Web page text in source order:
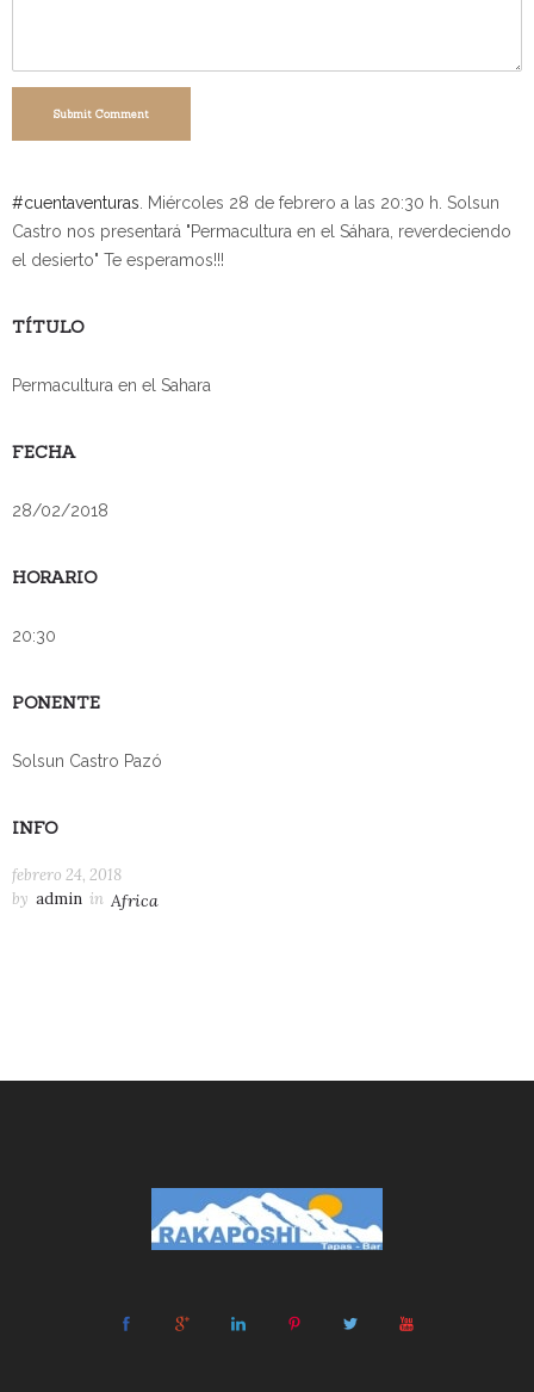
Submit Comment
#cuentaventuras . Miércoles 28 de febrero a las 20:30 h. Solsun
Castro nos presentará "Permacultura en el Sáhara, reverdeciendo
el desierto" Te esperamos!!!
TÍTULO
Permacultura en el Sahara
FECHA
28/02/2018
HORARIO
20:30
PONENTE
Solsun Castro Pazó
INFO
febrero 24, 2018
by admin in Africa